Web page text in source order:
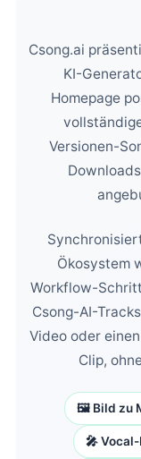
Csong.ai
KI-
Homepage
Versionen-
Ökosystem
Workflow-
Csong-AI-
Video oder
Clip,
🖼️ Bild zu
🎤